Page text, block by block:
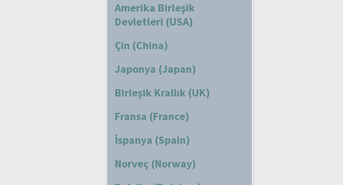
Amerika Birleşik
Devletleri (USA)
Çin (China)
Japonya (Japan)
Birleşik Krallık (UK)
Fransa (France)
İspanya (Spain)
Norveç (Norway)